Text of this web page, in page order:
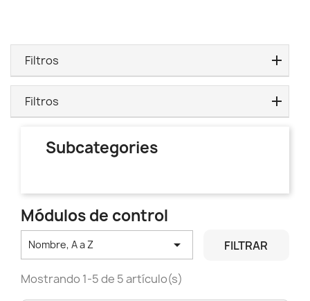
Filtros
Filtros
Subcategories
Módulos de control
Nombre, A a Z  FILTRAR
Mostrando 1-5 de 5 artículo(s)